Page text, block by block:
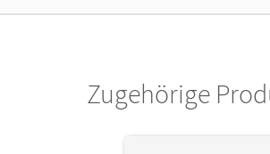
Unterrichtsmanagers solange das
Zugehörige